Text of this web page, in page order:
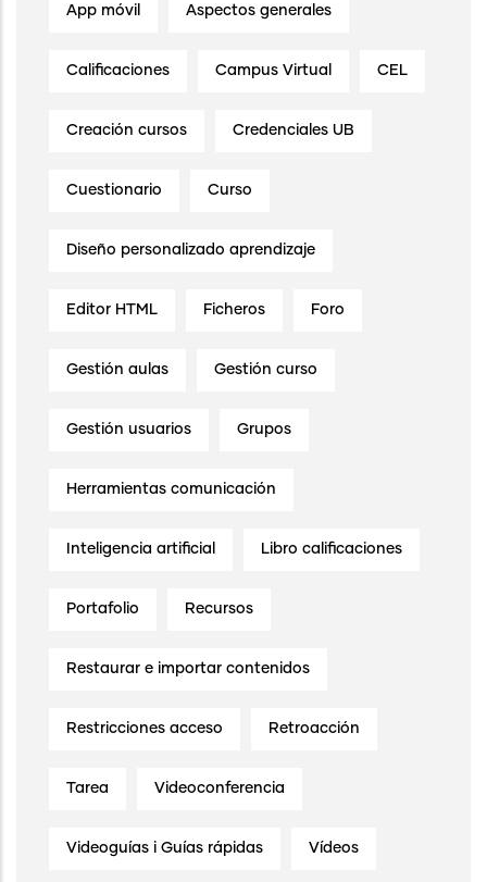
App móvil Aspectos generales
Calificaciones Campus Virtual CEL
Creación cursos Credenciales UB
Cuestionario Curso
Diseño personalizado aprendizaje
Editor HTML Ficheros Foro
Gestión aulas Gestión curso
Gestión usuarios Grupos
Herramientas comunicación
Inteligencia artificial Libro calificaciones
Portafolio Recursos
Restaurar e importar contenidos
Restricciones acceso Retroacción
Tarea Videoconferencia
Videoguías i Guías rápidas Vídeos